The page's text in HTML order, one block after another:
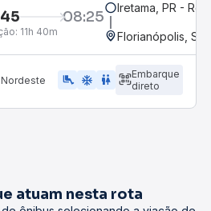
08:25
11h 40m
Iretama, PR -
Florianópolis, SC
airline_seat_legroom_extra ac_unit WC
Embarque
direto
atuam nesta rota